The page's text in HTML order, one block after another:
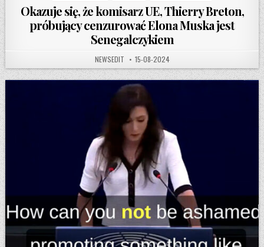
Okazuje się, że komisarz UE, Thierry Breton,
próbujący cenzurować Elona Muska jest
Senegalczykiem
AUTHOR:
NEWSEDIT PUBLISHED DATE:
15-08-2024